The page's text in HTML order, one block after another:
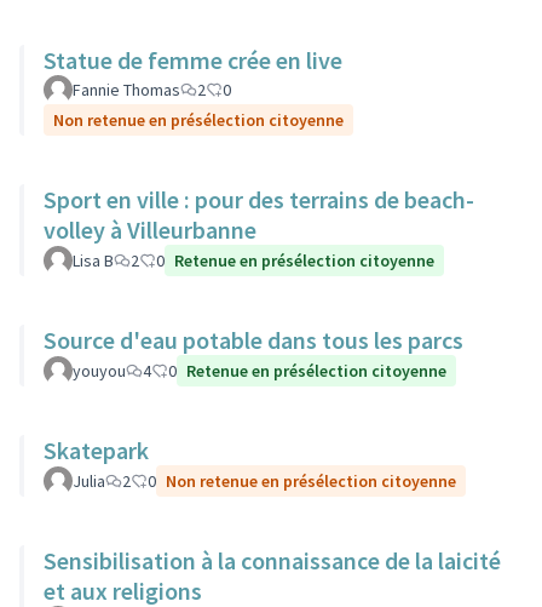
Statue de femme crée en live
Fannie Thomas 2
0
Non retenue en présélection citoyenne
Sport en ville : pour des terrains de beach-
volley à Villeurbanne
Lisa B 2 0 Retenue en présélection citoyenne
Source d'eau potable dans tous les parcs
youyou 4 0 Retenue en présélection citoyenne
Skatepark
Julia 2 0 Non retenue en présélection citoyenne
Sensibilisation à la connaissance de la laicité
et aux religions